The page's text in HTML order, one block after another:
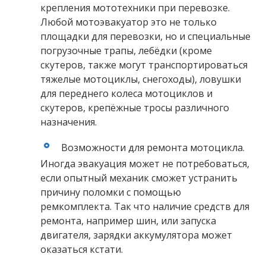
крепления мототехники при перевозке.
Любой мотоэвакуатор это не только
площадки для перевозки, но и специальные
погрузочные трапы, лебёдки (кроме
скутеров, также могут транспортироваться
тяжелые мотоциклы, снегоходы), ловушки
для переднего колеса мотоциклов и
скутеров, крепёжные тросы различного
назначения.
Возможности для ремонта мотоцикла.
Иногда эвакуация может не потребоваться,
если опытный механик сможет устранить
причину поломки с помощью
ремкомплекта. Так что наличие средств для
ремонта, например шин, или запуска
двигателя, зарядки аккумулятора может
оказаться кстати.